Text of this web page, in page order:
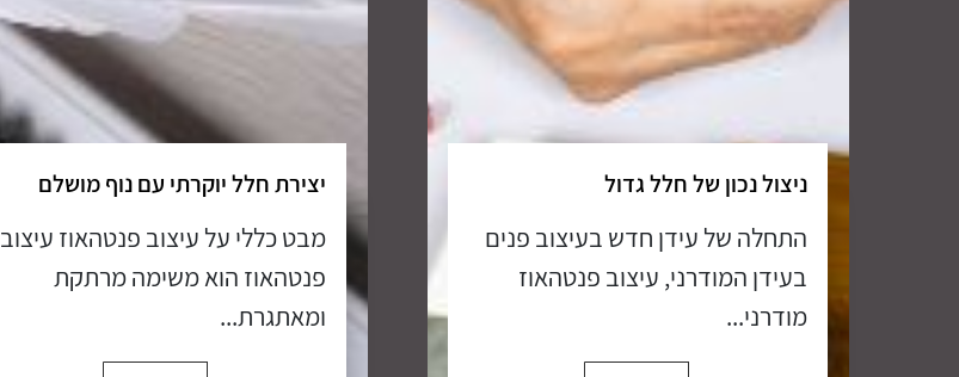
ניצול נכון של חלל גדול
התחלה של עידן חדש בעיצוב פנים
בעידן המודרני, עיצוב פנטהאוז
מודרני...
יצירת חלל יוקרתי עם נוף מושלם
מבט כללי על עיצוב פנטהאוז עיצוב
פנטהאוז הוא משימה מרתקת
ומאתגרת...